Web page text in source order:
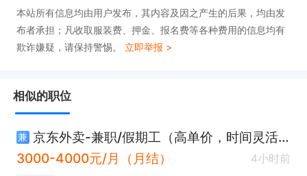
本站所有信息均由用户发布，其内容及因之产生的后果，均由发
布者承担；凡收取服装费、押金、报名费等各种费用的信息均有
欺诈嫌疑，请保持警惕。 立即举报 >
相似的职位
兼
京东外卖-兼职/假期工（高单价，时间灵活）
3000-4000元/月（月结）
4小时前